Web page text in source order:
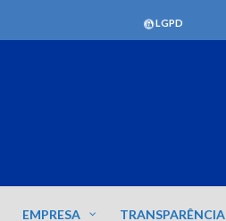
LGPD
EMPRESA TRANSPARÊNCIA